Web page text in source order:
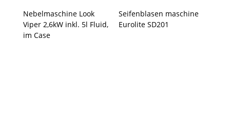
Nebelmaschine Look
Viper 2,6kW inkl. 5l Fluid,
im Case
Seifenblasen maschine
Eurolite SD201